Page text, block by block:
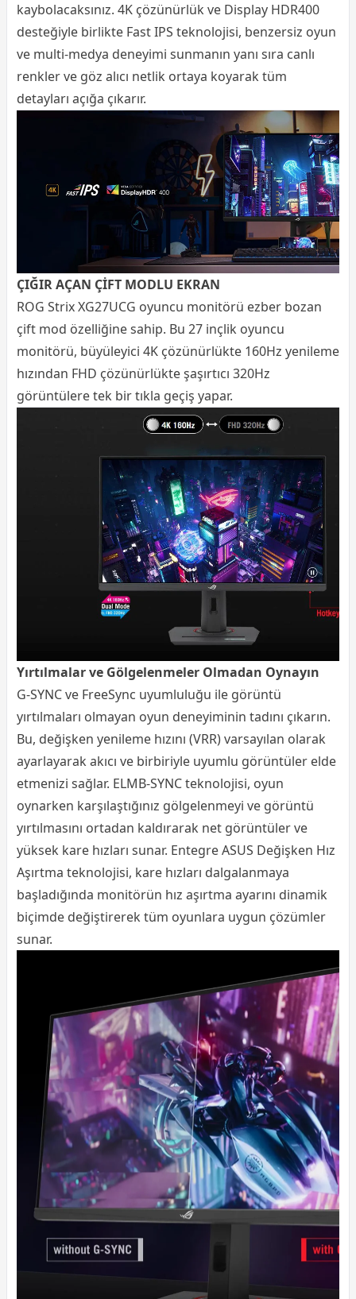
kaybolacaksınız. 4K çözünürlük ve Display HDR400
desteğiyle birlikte Fast IPS teknolojisi, benzersiz oyun
ve multi-medya deneyimi sunmanın yanı sıra canlı
renkler ve göz alıcı netlik ortaya koyarak tüm
detayları açığa çıkarır.
ÇIĞIR AÇAN ÇİFT MODLU EKRAN
ROG Strix XG27UCG oyuncu monitörü ezber bozan
çift mod özelliğine sahip. Bu 27 inçlik oyuncu
monitörü, büyüleyici 4K çözünürlükte 160Hz yenileme
hızından FHD çözünürlükte şaşırtıcı 320Hz
görüntülere tek bir tıkla geçiş yapar.
Yırtılmalar ve Gölgelenmeler Olmadan Oynayın
G-SYNC ve FreeSync uyumluluğu ile görüntü
yırtılmaları olmayan oyun deneyiminin tadını çıkarın.
Bu, değişken yenileme hızını (VRR) varsayılan olarak
ayarlayarak akıcı ve birbiriyle uyumlu görüntüler elde
etmenizi sağlar. ELMB-SYNC teknolojisi, oyun
oynarken karşılaştığınız gölgelenmeyi ve görüntü
yırtılmasını ortadan kaldırarak net görüntüler ve
yüksek kare hızları sunar. Entegre ASUS Değişken Hız
Aşırtma teknolojisi, kare hızları dalgalanmaya
başladığında monitörün hız aşırtma ayarını dinamik
biçimde değiştirerek tüm oyunlara uygun çözümler
sunar.